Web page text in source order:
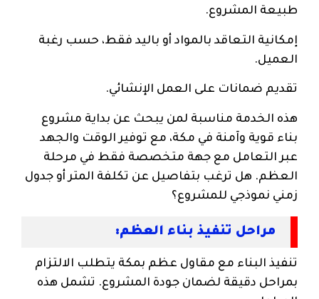
طبيعة المشروع.
إمكانية التعاقد بالمواد أو باليد فقط، حسب رغبة
العميل.
تقديم ضمانات على العمل الإنشائي.
هذه الخدمة مناسبة لمن يبحث عن بداية مشروع
بناء قوية وآمنة في مكة، مع توفير الوقت والجهد
عبر التعامل مع جهة متخصصة فقط في مرحلة
العظم. هل ترغب بتفاصيل عن تكلفة المتر أو جدول
زمني نموذجي للمشروع؟
مراحل تنفيذ بناء العظم:
تنفيذ البناء مع مقاول عظم بمكة يتطلب الالتزام
بمراحل دقيقة لضمان جودة المشروع. تشمل هذه